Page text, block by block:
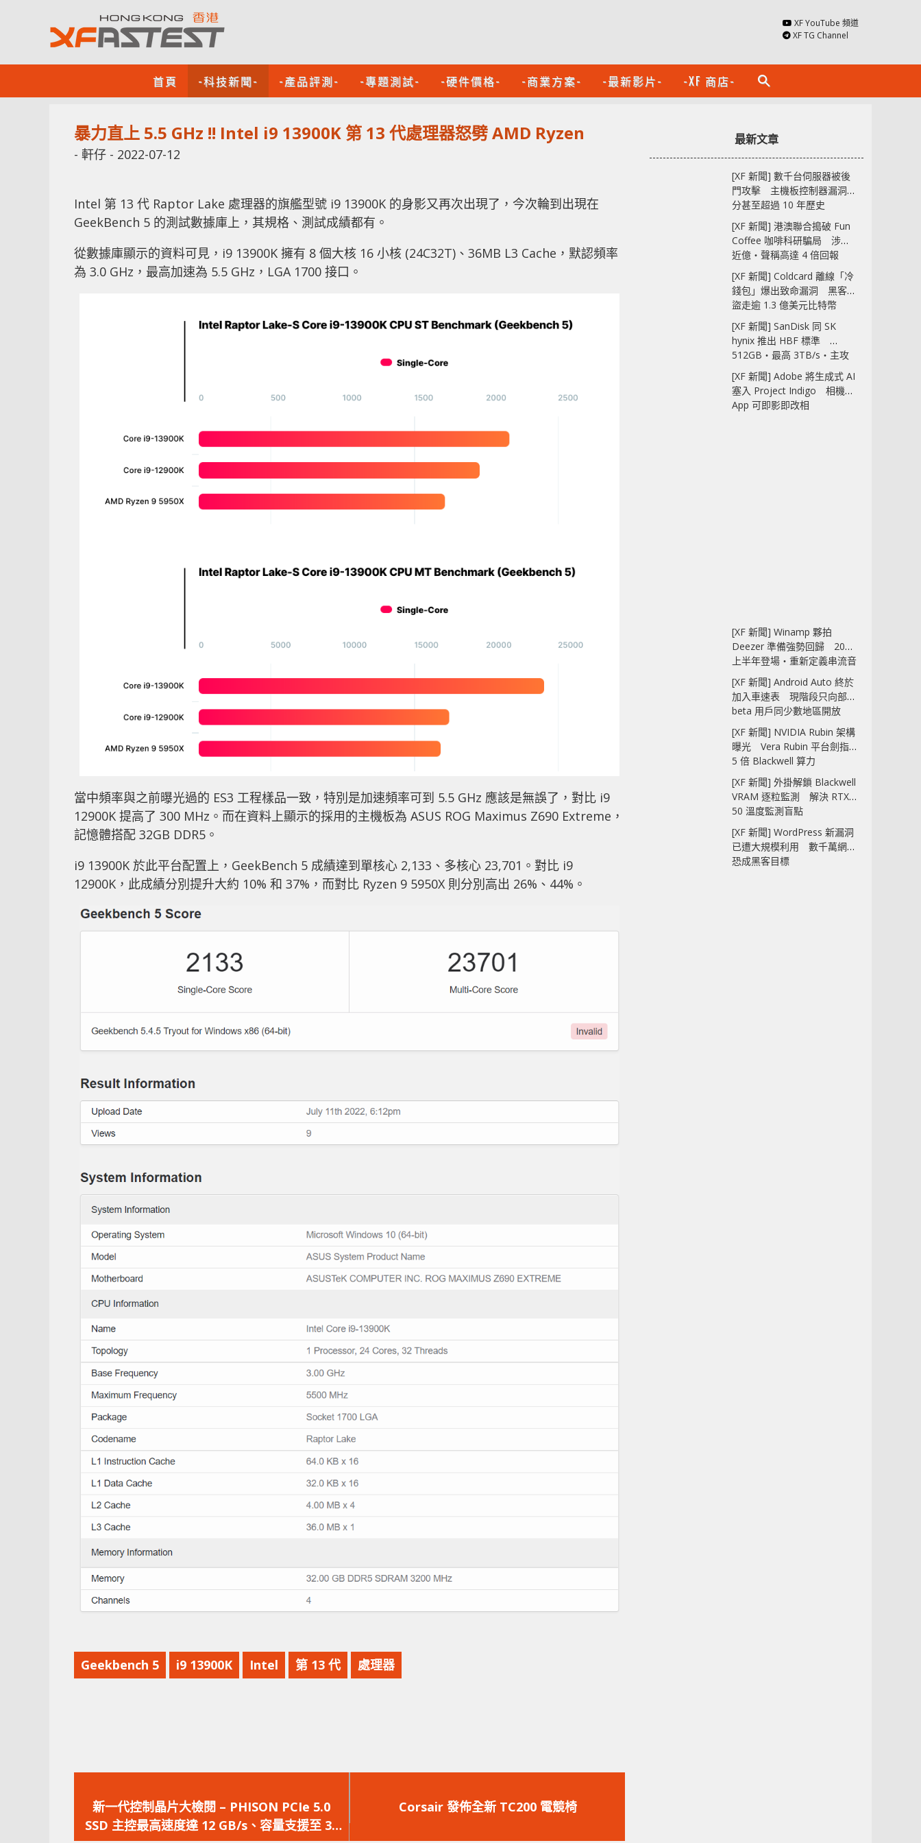
XF YouTube 頻道
XF TG Channel
首頁 -科技新聞- -產品評測- -專題測試- -硬件價格- -商業方案- -最新影片- -XF 商店- search
暴力直上 5.5 GHz !! Intel i9 13900K 第 13 代處理器怒劈 AMD Ryzen
- 軒仔 - 2022-07-12
Intel 第 13 代 Raptor Lake 處理器的旗艦型號 i9 13900K 的身影又再次出現了，今次輪到出現在
GeekBench 5 的測試數據庫上，其規格、測試成績都有。
從數據庫顯示的資料可見，i9 13900K 擁有 8 個大核 16 小核 (24C32T)、36MB L3 Cache，默認頻率
為 3.0 GHz，最高加速為 5.5 GHz，LGA 1700 接口。
當中頻率與之前曝光過的 ES3 工程樣品一致，特別是加速頻率可到 5.5 GHz 應該是無誤了，對比 i9
12900K 提高了 300 MHz。而在資料上顯示的採用的主機板為 ASUS ROG Maximus Z690 Extreme，
記憶體搭配 32GB DDR5。
i9 13900K 於此平台配置上，GeekBench 5 成績達到單核心 2,133、多核心 23,701。對比 i9
12900K，此成績分別提升大約 10% 和 37%，而對比 Ryzen 9 5950X 則分別高出 26%、44%。
Geekbench 5 i9 13900K Intel 第 13 代 處理器
一
篇
新一代控制晶片大檢閱 – PHISON PCIe 5.0
SSD 主控最高速度達 12 GB/s、容量支援至 32
一
Corsair 發佈全新 TC200 電競椅
最新文章
[XF 新聞] 數千台伺服器被後
門攻擊 主機板控制器漏洞部
分甚至超過 10 年歷史
[XF 新聞] 港澳聯合搗破 Fun
Coffee 咖啡科研騙局 涉款
近億‧聲稱高達 4 倍回報
[XF 新聞] Coldcard 離線「冷
錢包」爆出致命漏洞 黑客已
盜走逾 1.3 億美元比特幣
[XF 新聞] SanDisk 同 SK
hynix 推出 HBF 標準
512GB‧最高 3TB/s‧主攻
AI 記憶體
[XF 新聞] Adobe 將生成式 AI
塞入 Project Indigo 相機
App 可即影即改相
[XF 新聞] Winamp 夥拍
Deezer 準備強勢回歸 2027
上半年登場‧重新定義串流音
樂播放器
[XF 新聞] Android Auto 終於
加入車速表 現階段只向部分
beta 用戶同少數地區開放
[XF 新聞] NVIDIA Rubin 架構
曝光 Vera Rubin 平台劍指
5 倍 Blackwell 算力
[XF 新聞] 外掛解鎖 Blackwell
VRAM 逐粒監測 解決 RTX
50 溫度監測盲點
[XF 新聞] WordPress 新漏洞
已遭大規模利用 數千萬網站
恐成黑客目標